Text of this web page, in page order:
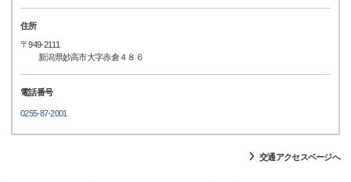
住所
〒949-2111
新潟県妙高市大字赤倉４８６
電話番号
0255-87-2001
交通アクセスページへ